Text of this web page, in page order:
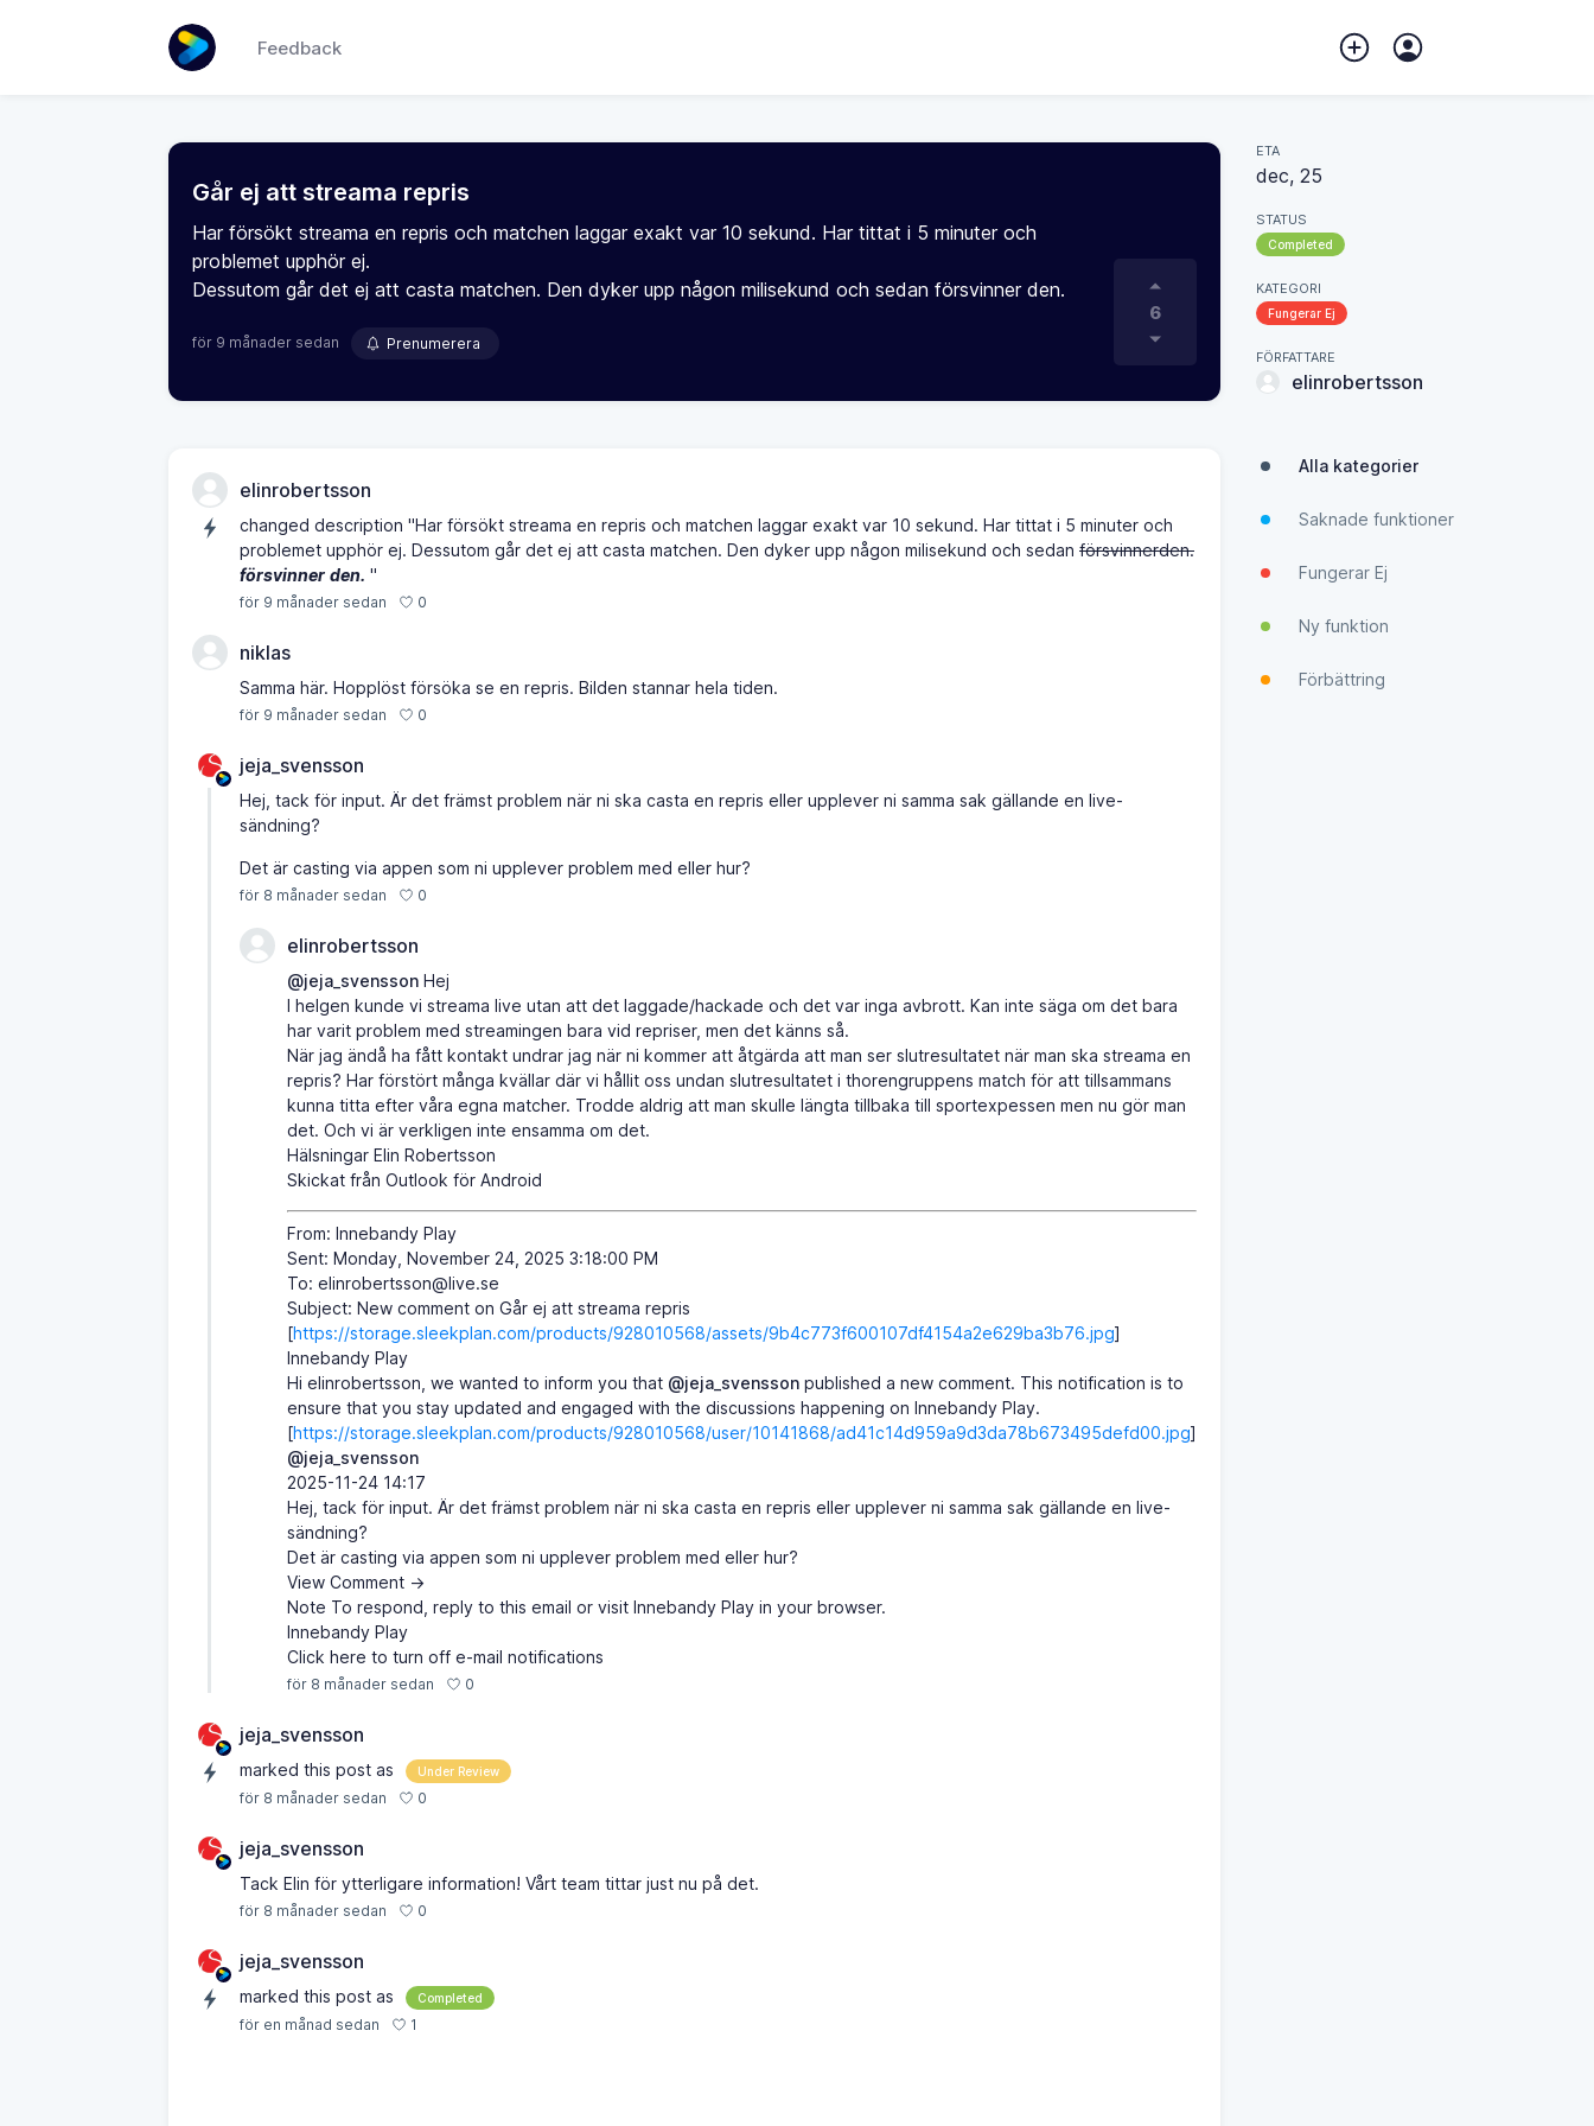
Feedback
Går ej att streama repris
Har försökt streama en repris och matchen laggar exakt var 10 sekund. Har tittat i 5 minuter och
problemet upphör ej.
Dessutom går det ej att casta matchen. Den dyker upp någon milisekund och sedan försvinner den.
för 9 månader sedan Prenumerera
6
elinrobertsson
changed description "Har försökt streama en repris och matchen laggar exakt var 10 sekund. Har tittat i 5 minuter och
problemet upphör ej. Dessutom går det ej att casta matchen. Den dyker upp någon milisekund och sedan försvinnerden.
försvinner den. "
för 9 månader sedan 0
niklas
Samma här. Hopplöst försöka se en repris. Bilden stannar hela tiden.
för 9 månader sedan 0
jeja_svensson
Hej, tack för input. Är det främst problem när ni ska casta en repris eller upplever ni samma sak gällande en live-
sändning?
Det är casting via appen som ni upplever problem med eller hur?
för 8 månader sedan 0
elinrobertsson
@jeja_svensson Hej
I helgen kunde vi streama live utan att det laggade/hackade och det var inga avbrott. Kan inte säga om det bara
har varit problem med streamingen bara vid repriser, men det känns så.
När jag ändå ha fått kontakt undrar jag när ni kommer att åtgärda att man ser slutresultatet när man ska streama en
repris? Har förstört många kvällar där vi hållit oss undan slutresultatet i thorengruppens match för att tillsammans
kunna titta efter våra egna matcher. Trodde aldrig att man skulle längta tillbaka till sportexpessen men nu gör man
det. Och vi är verkligen inte ensamma om det.
Hälsningar Elin Robertsson
Skickat från Outlook för Android
From: Innebandy Play
Sent: Monday, November 24, 2025 3:18:00 PM
To: elinrobertsson@live.se
Subject: New comment on Går ej att streama repris
[https://storage.sleekplan.com/products/928010568/assets/9b4c773f600107df4154a2e629ba3b76.jpg]
Innebandy Play
Hi elinrobertsson, we wanted to inform you that @jeja_svensson published a new comment. This notification is to
ensure that you stay updated and engaged with the discussions happening on Innebandy Play.
[https://storage.sleekplan.com/products/928010568/user/10141868/ad41c14d959a9d3da78b673495defd00.jpg]
@jeja_svensson
2025-11-24 14:17
Hej, tack för input. Är det främst problem när ni ska casta en repris eller upplever ni samma sak gällande en live-
sändning?
Det är casting via appen som ni upplever problem med eller hur?
View Comment →
Note To respond, reply to this email or visit Innebandy Play in your browser.
Innebandy Play
Click here to turn off e-mail notifications
för 8 månader sedan 0
jeja_svensson
marked this post as Under Review
för 8 månader sedan 0
jeja_svensson
Tack Elin för ytterligare information! Vårt team tittar just nu på det.
för 8 månader sedan 0
jeja_svensson
marked this post as Completed
för en månad sedan 1
ETA
dec, 25
STATUS
Completed
KATEGORI
Fungerar Ej
FÖRFATTARE
elinrobertsson
Alla kategorier
Saknade funktioner
Fungerar Ej
Ny funktion
Förbättring